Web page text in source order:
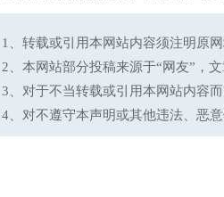
1、转载或引用本网站内容须注明原
2、本网站部分投稿来源于“网友”，
3、对于不当转载或引用本网站内容
4、对不遵守本声明或其他违法、恶